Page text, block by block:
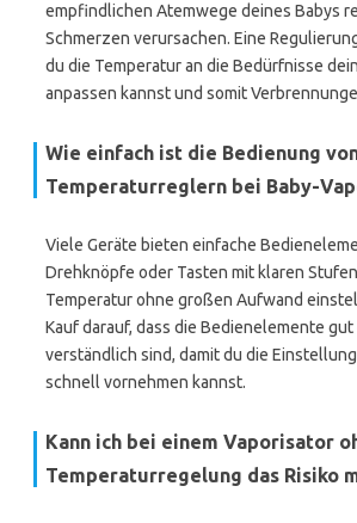
empfindlichen Atemwege deines Babys
Schmerzen verursachen. Eine
du die Temperatur an die Bedürfnisse
anpassen kannst und somit
Wie einfach ist die Bedienung
Temperaturreglern bei Baby-
Viele Geräte bieten einfache
Drehknöpfe oder Tasten mit klaren
Temperatur ohne großen Aufwand
Kauf darauf, dass die Bedienelemente
verständlich sind, damit du die
schnell vornehmen kannst.
Kann ich bei einem Vaporisator
Temperaturregelung das Risiko